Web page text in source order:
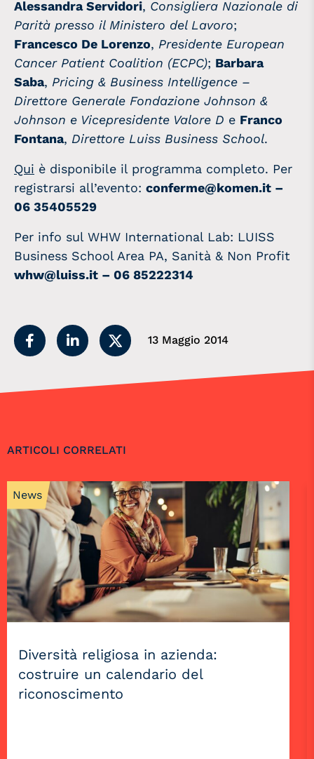
Alessandra Servidori, Consigliera Nazionale di
Parità presso il Ministero del Lavoro;
Francesco De Lorenzo, Presidente European
Cancer Patient Coalition (ECPC); Barbara
Saba, Pricing & Business Intelligence –
Direttore Generale Fondazione Johnson &
Johnson e Vicepresidente Valore D e Franco
Fontana, Direttore Luiss Business School.
Qui è disponibile il programma completo. Per
registrarsi all’evento: conferme@komen.it –
06 35405529
Per info sul WHW International Lab: LUISS
Business School Area PA, Sanità & Non Profit
whw@luiss.it – 06 85222314
13 Maggio 2014
ARTICOLI CORRELATI
News
Diversità religiosa in azienda:
costruire un calendario del
riconoscimento